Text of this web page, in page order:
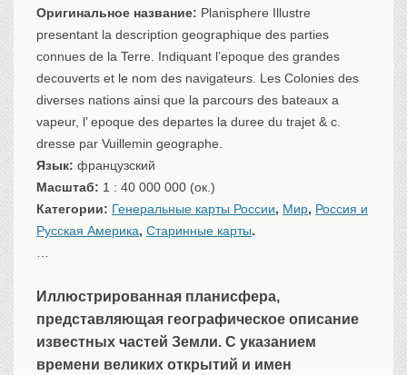
Техника
Транспорт
Флот, кораблестроение
Связь
Букинистика
Медицина
Оружие, военная атрибутика
экспонаты XVI-XIXв.
Досуг
Разное
Оригинальное название: Planisphere Illustre
presentant la description geographique des parties
connues de la Terre. Indiquant l’epoque des grandes
decouverts et le nom des navigateurs. Les Colonies des
diverses nations ainsi que la parcours des bateaux a
vapeur, l’ epoque des departes la duree du trajet & c.
dresse par Vuillemin geographe.
Язык: французский
Масштаб: 1 : 40 000 000 (ок.)
Категории: Генеральные карты России, Мир, Россия и
Русская Америка, Старинные карты.
Иллюстрированная планисфера,
представляющая географическое описание
известных частей Земли. С указанием
времени великих открытий и имен